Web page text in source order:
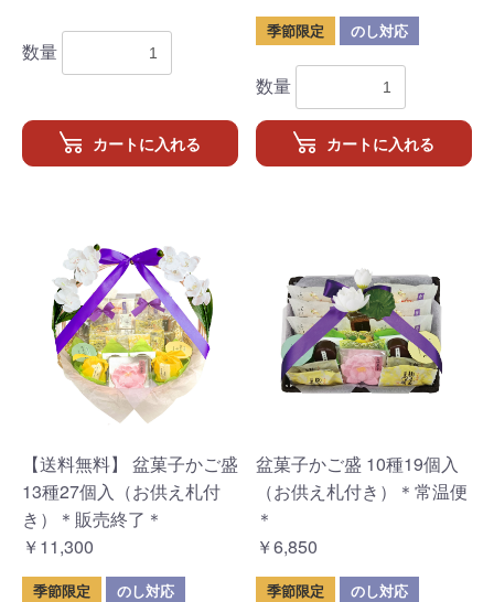
数量
カートに入れる
季節限定 のし対応
数量
カートに入れる
【送料無料】 盆菓子かご盛
13種27個入（お供え札付
き）＊販売終了＊
￥11,300
季節限定 のし対応
盆菓子かご盛 10種19個入
（お供え札付き）＊常温便
＊
￥6,850
季節限定 のし対応